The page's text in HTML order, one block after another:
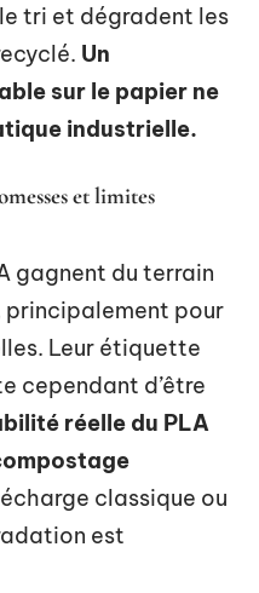
tri et dégradent les
Un
sur le papier ne
industrielle.
et limites
gagnent du terrain
principalement pour
Leur étiquette
cependant d’être
réelle du PLA
classique ou
est